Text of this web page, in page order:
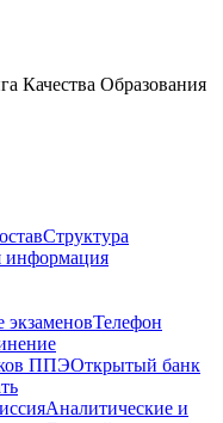
Качества Образования
Структура
информация
экзаменовТелефон
ППЭОткрытый банк
Аналитические и